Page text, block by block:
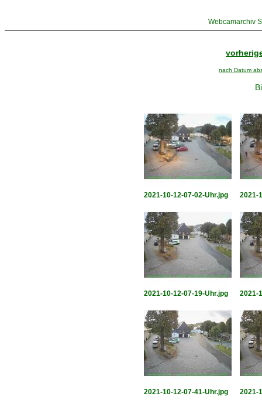
Webcamarchiv
nach Datum
2021-10-12-07-02-Uhr.jpg 2021-
2021-10-12-07-19-Uhr.jpg 2021-
2021-10-12-07-41-Uhr.jpg 2021-